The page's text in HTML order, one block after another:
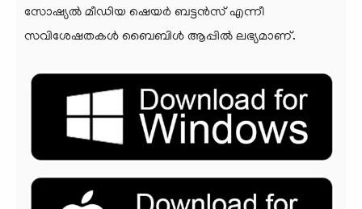
സോഷ്യല്‍ മീഡിയ ഷെയര്‍ ബട്ടന്‍സ് എന്നീ
സവിശേഷതകള്‍ ബൈബിൾ ആപ്പില്‍ ലഭ്യമാണ്.